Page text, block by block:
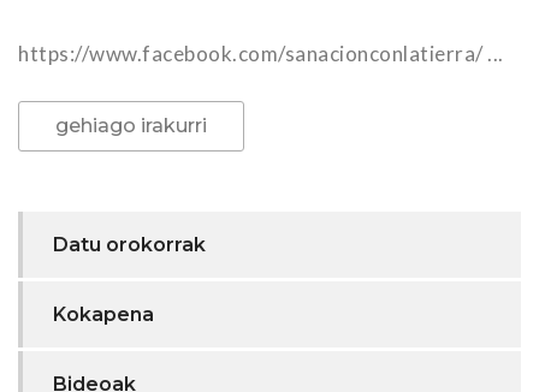
https://www.facebook.com/sanacionconlatierra/ ...
gehiago irakurri
Datu orokorrak
Kokapena
Bideoak